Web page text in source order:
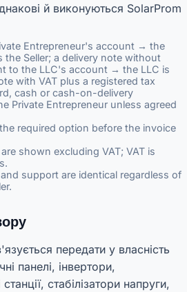
й виконуються SolarProm
Entrepreneur's account → the
the Seller; a delivery note without
to the LLC's account → the LLC is
with VAT plus a registered tax
cash or cash-on-delivery
Private Entrepreneur unless agreed
required option before the invoice
shown excluding VAT; VAT is
support are identical regardless of
передати у власність
панелі, інвертори,
стабілізатори напруги,